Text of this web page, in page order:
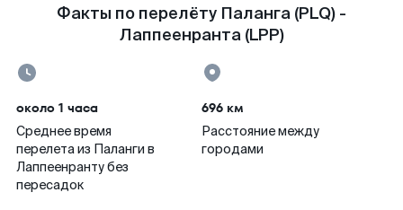
Факты по перелёту Паланга (PLQ) -
Лаппеенранта (LPP)
около 1 часа
Среднее время
перелета из Паланги в
Лаппеенранту без
пересадок
696 км
Расстояние между
городами